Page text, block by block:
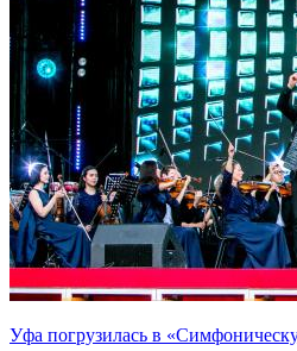
Уфа погрузилась в